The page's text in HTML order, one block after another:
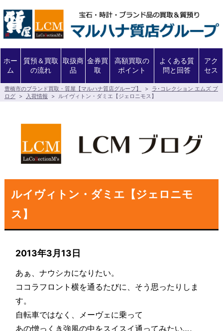
ホー
ム
質預＆買取
の流れ
取扱商
品
金券買
取
高額買取の
ポイント
よくある質
問と回答
アク
セス
豊橋市のブランド買取・質屋【マルハナ質店グループ】 >
ラ･コレクション エムズ ブ
ログ > 入荷情報 > ルイヴィトン・ダミエ【ジェロニモス】
ルイヴィトン・ダミエ【ジェロニモ
ス】
2013年3月13日
あぁ、ナウシカになりたい。
ココラフロント横を通るたびに、そう思ったりしま
す。
自転車ではなく、メーヴェに乗って
あの憎っくき強風の中をスイスイ通ってみたい…。